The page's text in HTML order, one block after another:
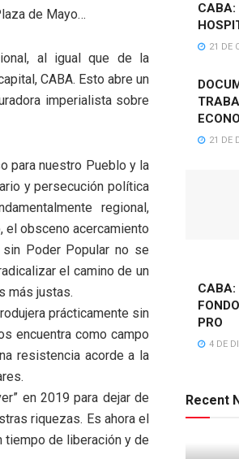
de Mayo…
al igual que de la
CABA. Esto abre un
imperialista sobre
para nuestro Pueblo y la
y persecución política
regional,
el obsceno acercamiento
Poder Popular no se
el camino de un
más justas.
prácticamente sin
encuentra como campo
resistencia acorde a la
en 2019 para dejar de
riquezas. Es ahora el
tiempo de liberación y de
CABA:
21 DE
21 DE
CABA:
PRO
4 DE
Recent